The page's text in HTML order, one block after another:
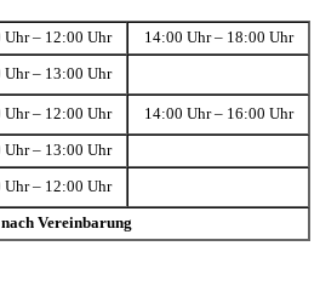
Uhr – 12:00 Uhr 14:00 Uhr – 18:00 Uhr
Uhr – 13:00 Uhr
Uhr – 12:00 Uhr 14:00 Uhr – 16:00 Uhr
Uhr – 13:00 Uhr
Uhr – 12:00 Uhr
Vereinbarung